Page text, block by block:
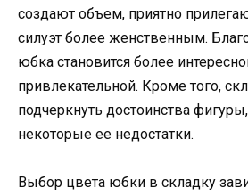
создают объем, приятно
силуэт более женственным.
юбка становится более
привлекательной. Кроме того,
подчеркнуть достоинства
некоторые ее недостатки.
Выбор цвета юбки в складку